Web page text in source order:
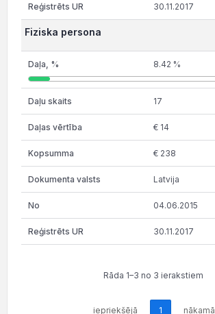
30.11.2017
Fiziska persona
8.42 %
17
€ 14
€ 238
Latvija
04.06.2015
30.11.2017
Rāda 1–3 no 3 ierakstiem
iepriekšējā 1 nākamā